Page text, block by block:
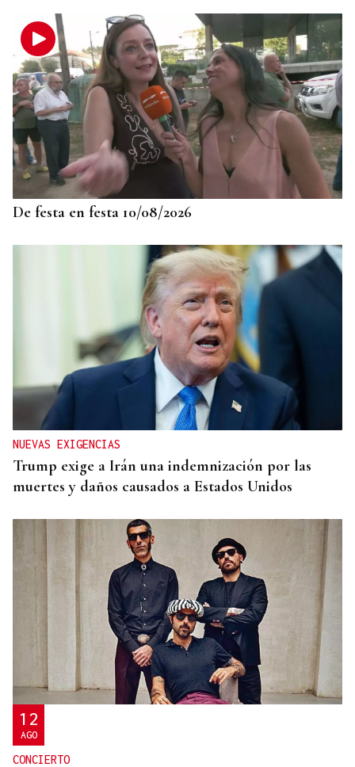
MÁS DEPORTE
La ourensana Anna Soares roza el podio del
Campeonato de España de Ajedrez
De festa en festa 10/08/2026
NUEVAS EXIGENCIAS
Trump exige a Irán una indemnización por las
muertes y daños causados a Estados Unidos
12
AGO
CONCIERTO